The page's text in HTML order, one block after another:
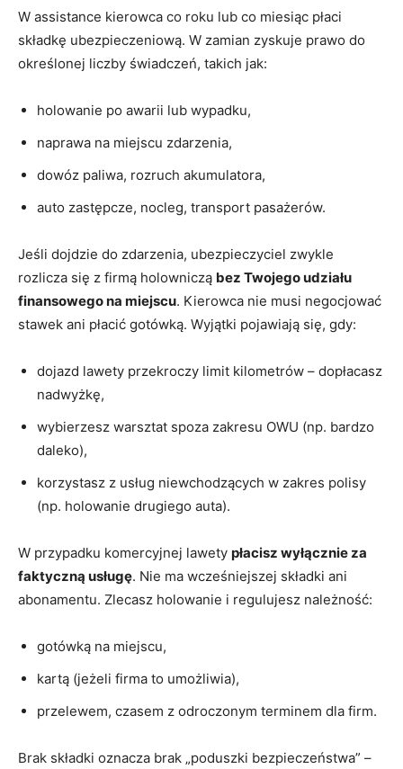
W assistance kierowca co roku lub co miesiąc płaci
składkę ubezpieczeniową. W zamian zyskuje prawo do
określonej liczby świadczeń, takich jak:
holowanie po awarii lub wypadku,
naprawa na miejscu zdarzenia,
dowóz paliwa, rozruch akumulatora,
auto zastępcze, nocleg, transport pasażerów.
Jeśli dojdzie do zdarzenia, ubezpieczyciel zwykle
rozlicza się z firmą holowniczą bez Twojego udziału
finansowego na miejscu. Kierowca nie musi negocjować
stawek ani płacić gotówką. Wyjątki pojawiają się, gdy:
dojazd lawety przekroczy limit kilometrów – dopłacasz
nadwyżkę,
wybierzesz warsztat spoza zakresu OWU (np. bardzo
daleko),
korzystasz z usług niewchodzących w zakres polisy
(np. holowanie drugiego auta).
W przypadku komercyjnej lawety płacisz wyłącznie za
faktyczną usługę. Nie ma wcześniejszej składki ani
abonamentu. Zlecasz holowanie i regulujesz należność:
gotówką na miejscu,
kartą (jeżeli firma to umożliwia),
przelewem, czasem z odroczonym terminem dla firm.
Brak składki oznacza brak „poduszki bezpieczeństwa” –